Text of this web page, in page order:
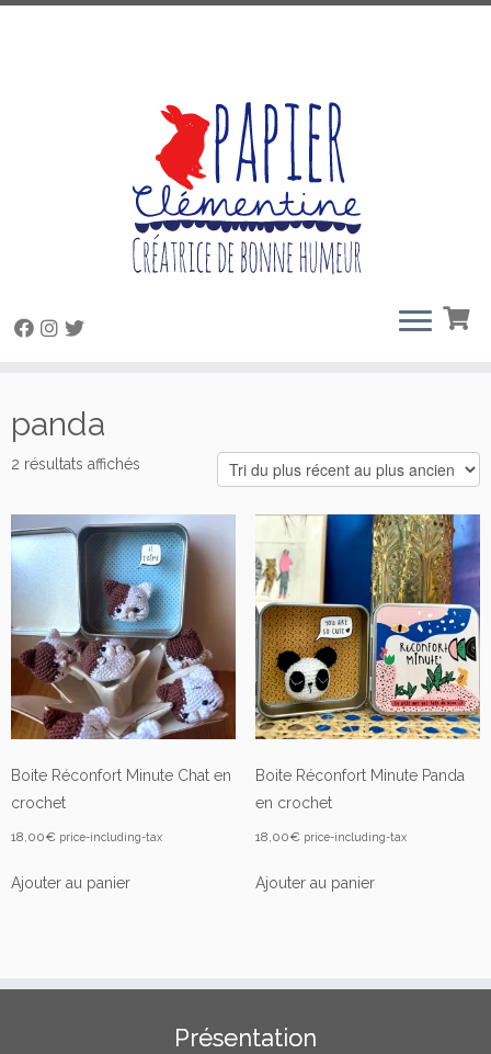
contenu
panda
2 résultats affichés
plus
récent
au
plus
ancien
Boite Réconfort Minute Chat en
crochet
18,00€ price-including-tax
Ajouter au panier
Boite Réconfort Minute Panda
en crochet
18,00€ price-including-tax
Ajouter au panier
Présentation